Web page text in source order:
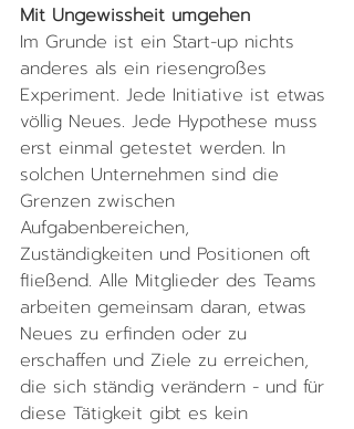
Mit Ungewissheit umgehen
Im Grunde ist ein Start-up nichts
anderes als ein riesengroßes
Experiment. Jede Initiative ist etwas
völlig Neues. Jede Hypothese muss
erst einmal getestet werden. In
solchen Unternehmen sind die
Grenzen zwischen
Aufgabenbereichen,
Zuständigkeiten und Positionen oft
fließend. Alle Mitglieder des Teams
arbeiten gemeinsam daran, etwas
Neues zu erfinden oder zu
erschaffen und Ziele zu erreichen,
die sich ständig verändern - und für
diese Tätigkeit gibt es kein